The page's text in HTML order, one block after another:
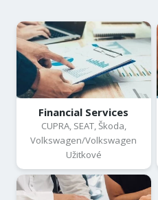
Financial Services
CUPRA, SEAT, Škoda,
Volkswagen/Volkswagen
Užitkové